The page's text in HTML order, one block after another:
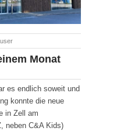
Monat
es endlich soweit und
konnte die neue
in Zell am
neben C&A Kids)